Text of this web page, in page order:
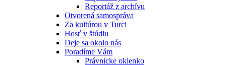
Reportáž z archívu
Otvorená samospráva
Za kultúrou v Turci
Hosť v štúdiu
Deje sa okolo nás
Poradíme Vám
Právnicke okienko